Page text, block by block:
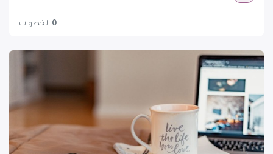
0 الخطوات